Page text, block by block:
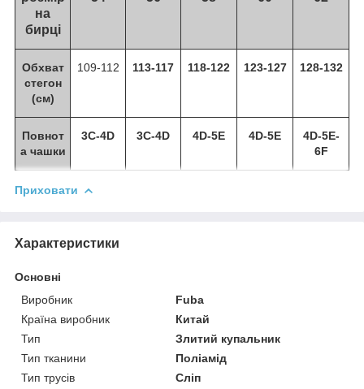
на
бирці
Обхват
стегон
(см)
109-112 113-117 118-122 123-127 128-132
Повнот
а чашки
3C-4D 3C-4D 4D-5E 4D-5E
4D-5E-
6F
Приховати
Характеристики
Основні
Виробник
Fuba
Країна виробник
Китай
Тип
Злитий купальник
Тип тканини
Поліамід
Тип трусів
Сліп